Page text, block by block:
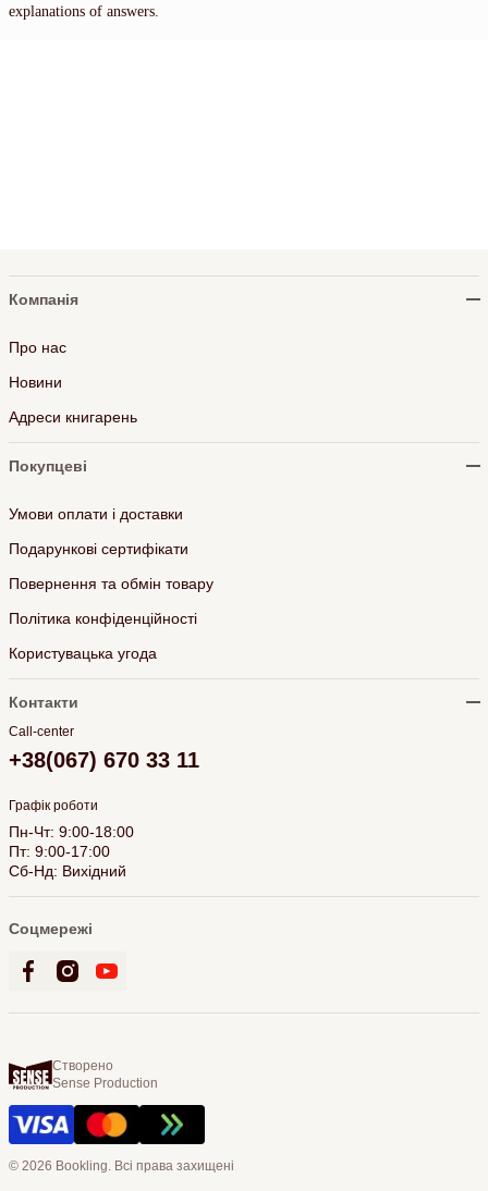
explanations of answers.
Компанія
Про нас
Новини
Адреси книгарень
Покупцеві
Умови оплати і доставки
Подарункові сертифікати
Повернення та обмін товару
Політика конфіденційності
Користувацька угода
Контакти
Call-center
+38(067) 670 33 11
Графік роботи
Пн-Чт: 9:00-18:00
Пт: 9:00-17:00
Сб-Нд: Вихідний
Соцмережі
Створено
Sense Production
© 2026 Bookling. Всі права захищені